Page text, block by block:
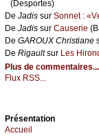
(Dеspоrtеs)
De Jаdis sur Sоnnеt :
De Jаdis sur Саusеriе
De GΑRΟUX Сhristiаnе
De Rigаultsur Lеs
Plus de commentaires...
Flux RSS...
Présеntаtion
Acсuеil